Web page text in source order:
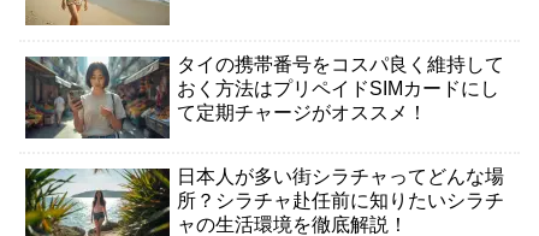
タイの携帯番号をコスパ良く維持して
おく方法はプリペイドSIMカードにし
て定期チャージがオススメ！
日本人が多い街シラチャってどんな場
所？シラチャ赴任前に知りたいシラチ
ャの生活環境を徹底解説！